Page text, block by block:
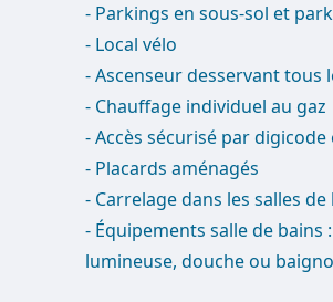
- Parkings en sous-sol et
- Local vélo
- Ascenseur desservant tous
- Chauffage individuel au gaz
- Accès sécurisé par
- Placards aménagés
- Carrelage dans les salles de
- Équipements salle de
lumineuse, douche ou